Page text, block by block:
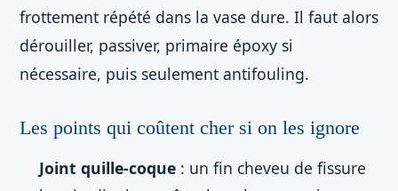
frottement répété dans la vase dure. Il faut alors
dérouiller, passiver, primaire époxy si
nécessaire, puis seulement antifouling.
Les points qui coûtent cher si on les ignore
Joint quille-coque : un fin cheveu de fissure